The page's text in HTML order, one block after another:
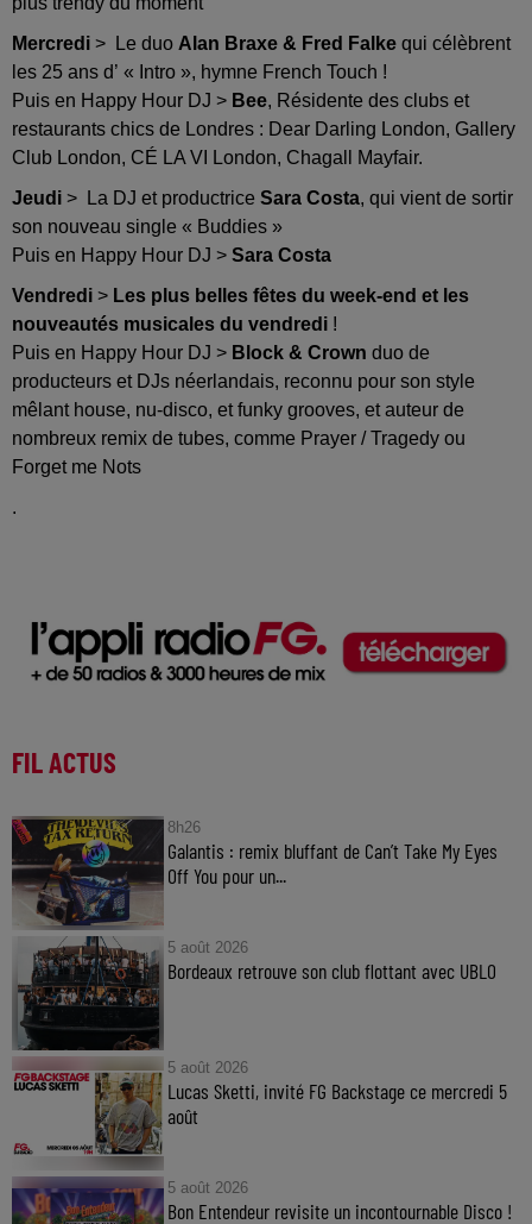
Mercredi > Le duo Alan Braxe & Fred Falke qui célèbrent
les 25 ans d’ « Intro », hymne French Touch !
Puis en Happy Hour DJ > Bee, Résidente des clubs et
restaurants chics de Londres : Dear Darling London, Gallery
Club London, CÉ LA VI London, Chagall Mayfair.
Jeudi > La DJ et productrice Sara Costa, qui vient de sortir
son nouveau single « Buddies »
Puis en Happy Hour DJ > Sara Costa
Vendredi > Les plus belles fêtes du week-end et les
nouveautés musicales du vendredi !
Puis en Happy Hour DJ > Block & Crown duo de
producteurs et DJs néerlandais, reconnu pour son style
mêlant house, nu-disco, et funky grooves, et auteur de
nombreux remix de tubes, comme Prayer / Tragedy ou
Forget me Nots
.
FIL ACTUS
8h26
Galantis : remix bluffant de Can’t Take My Eyes
Off You pour un...
5 août 2026
Bordeaux retrouve son club flottant avec UBLO
5 août 2026
Lucas Sketti, invité FG Backstage ce mercredi 5
août
5 août 2026
Bon Entendeur revisite un incontournable Disco !